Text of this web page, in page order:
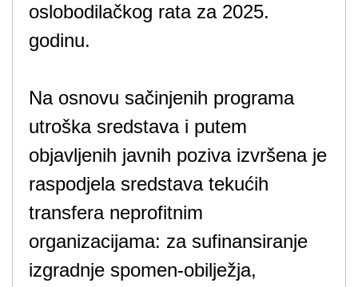
oslobodilačkog rata za 2025.
godinu.
Na osnovu sačinjenih programa
utroška sredstava i putem
objavljenih javnih poziva izvršena je
raspodjela sredstava tekućih
transfera neprofitnim
organizacijama: za sufinansiranje
izgradnje spomen-obilježja,